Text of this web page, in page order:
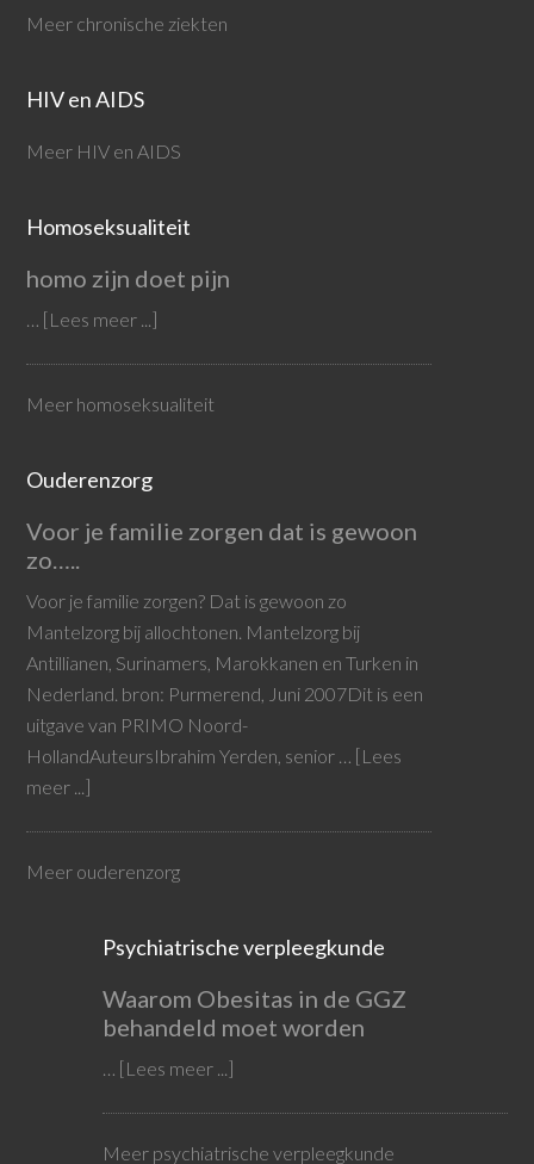
Meer chronische ziekten
HIV en AIDS
Meer HIV en AIDS
Homoseksualiteit
homo zijn doet pijn
… [Lees meer ...]
Meer homoseksualiteit
Ouderenzorg
Voor je familie zorgen dat is gewoon
zo…..
Voor je familie zorgen? Dat is gewoon zo
Mantelzorg bij allochtonen. Mantelzorg bij
Antillianen, Surinamers, Marokkanen en Turken in
Nederland. bron: Purmerend, Juni 2007Dit is een
uitgave van PRIMO Noord-
HollandAuteursIbrahim Yerden, senior … [Lees
meer ...]
Meer ouderenzorg
Psychiatrische verpleegkunde
Waarom Obesitas in de GGZ
behandeld moet worden
… [Lees meer ...]
Meer psychiatrische verpleegkunde